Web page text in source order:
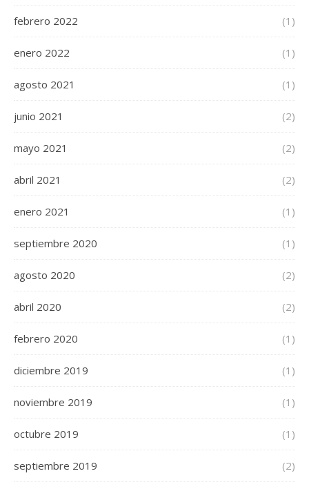
febrero 2022 (1)
enero 2022 (1)
agosto 2021 (1)
junio 2021 (2)
mayo 2021 (2)
abril 2021 (2)
enero 2021 (1)
septiembre 2020 (1)
agosto 2020 (2)
abril 2020 (2)
febrero 2020 (1)
diciembre 2019 (1)
noviembre 2019 (1)
octubre 2019 (1)
septiembre 2019 (2)